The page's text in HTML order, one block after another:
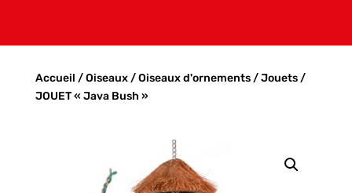
Accueil /Oiseaux/Oiseaux d'ornements/Jouets/
JOUET « Java Bush »